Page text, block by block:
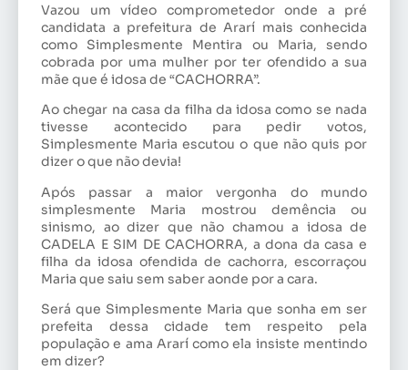
Vazou um vídeo comprometedor onde a pré
candidata a prefeitura de Ararí mais conhecida
como Simplesmente Mentira ou Maria, sendo
cobrada por uma mulher por ter ofendido a sua
mãe que é idosa de “CACHORRA”.
Ao chegar na casa da filha da idosa como se nada
tivesse acontecido para pedir votos,
Simplesmente Maria escutou o que não quis por
dizer o que não devia!
Após passar a maior vergonha do mundo
simplesmente Maria mostrou demência ou
sinismo, ao dizer que não chamou a idosa de
CADELA E SIM DE CACHORRA, a dona da casa e
filha da idosa ofendida de cachorra, escorraçou
Maria que saiu sem saber aonde por a cara.
Será que Simplesmente Maria que sonha em ser
prefeita dessa cidade tem respeito pela
população e ama Ararí como ela insiste mentindo
em dizer?